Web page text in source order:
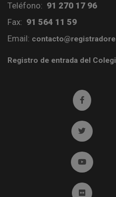
Teléfono: 91 270 17 96
Fax: 91 564 11 59
Email:
Registro de entrada del
Ir a
Ir a
Ir a
Ir a Flickr